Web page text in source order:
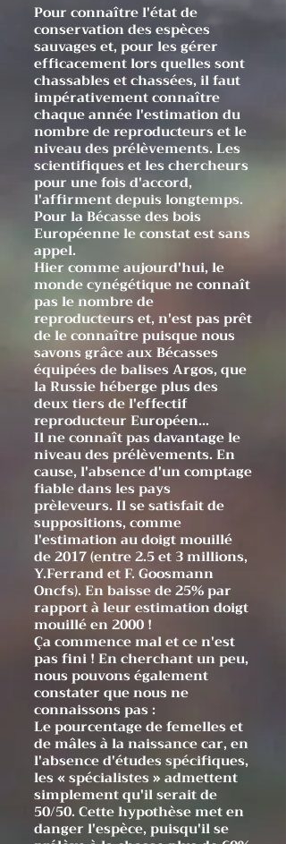
Pour connaître l'état de
conservation des espèces
sauvages et, pour les gérer
efficacement lors quelles sont
chassables et chassées, il faut
impérativement connaître
chaque année l'estimation du
nombre de reproducteurs et le
niveau des prélèvements. Les
scientifiques et les chercheurs
pour une fois d'accord,
l'affirment depuis longtemps.
Pour la Bécasse des bois
Européenne le constat est sans
appel.
Hier comme aujourd'hui, le
monde cynégétique ne connaît
pas le nombre de
reproducteurs et, n'est pas prêt
de le connaître puisque nous
savons grâce aux Bécasses
équipées de balises Argos, que
la Russie héberge plus des
deux tiers de l'effectif
reproducteur Européen...
Il ne connaît pas davantage le
niveau des prélèvements. En
cause, l'absence d'un comptage
fiable dans les pays
prèleveurs. Il se satisfait de
suppositions, comme
l'estimation au doigt mouillé
de 2017 (entre 2.5 et 3 millions,
Y.Ferrand et F. Goosmann
Oncfs). En baisse de 25% par
rapport à leur estimation doigt
mouillé en 2000 !
Ça commence mal et ce n'est
pas fini ! En cherchant un peu,
nous pouvons également
constater que nous ne
connaissons pas :
Le pourcentage de femelles et
de mâles à la naissance car, en
l'absence d'études spécifiques,
les « spécialistes » admettent
simplement qu'il serait de
50/50. Cette hypothèse met en
danger l'espèce, puisqu'il se